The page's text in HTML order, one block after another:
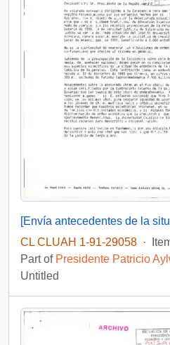
CL CLUAH 1-91-29058 ·
Part of Presidente Patricio
Untitled